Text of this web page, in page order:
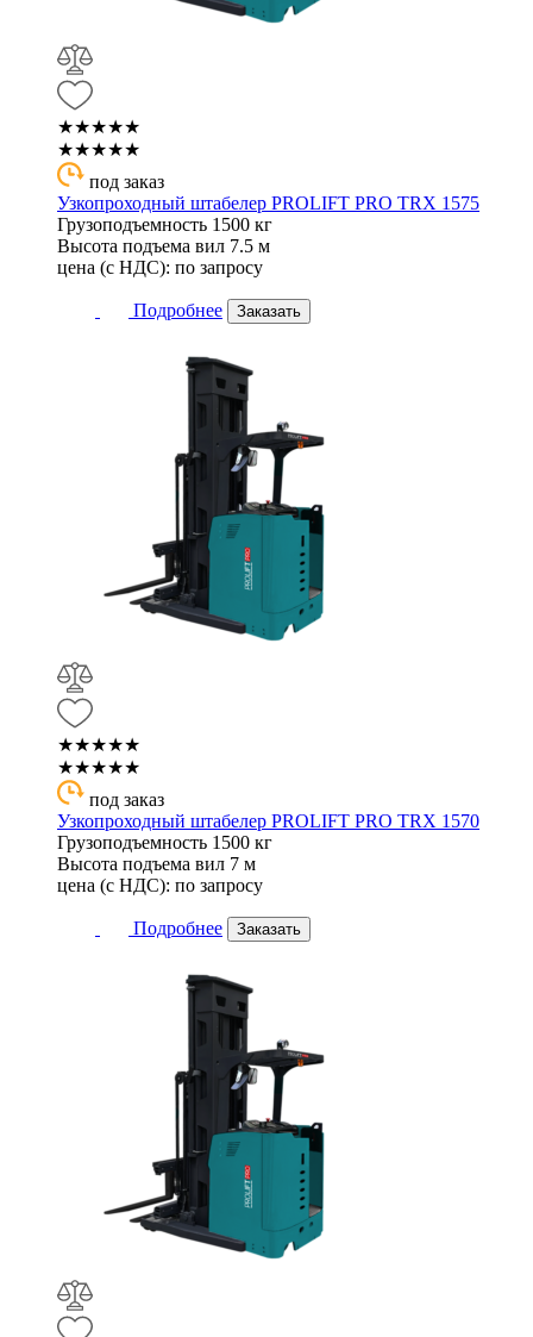
★★★★★
★★★★★
под заказ
Узкопроходный штабелер PROLIFT PRO TRX 1575
Грузоподъемность 1500 кг
Высота подъема вил 7.5 м
цена (с НДС): по запросу
Подробнее Заказать
★★★★★
★★★★★
под заказ
Узкопроходный штабелер PROLIFT PRO TRX 1570
Грузоподъемность 1500 кг
Высота подъема вил 7 м
цена (с НДС): по запросу
Подробнее Заказать